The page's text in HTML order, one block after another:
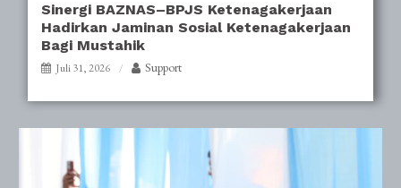
Sinergi BAZNAS–BPJS Ketenagakerjaan
Hadirkan Jaminan Sosial Ketenagakerjaan
Bagi Mustahik
Juli 31, 2026 Support